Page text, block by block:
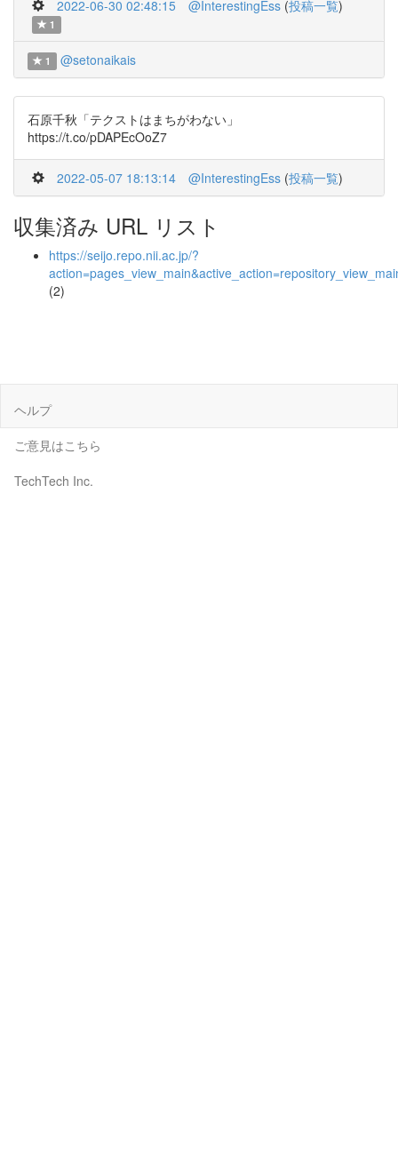
2022-06-30 02:48:15 @InterestingEss (投稿一覧)
1
1 @setonaikais
石原千秋「テクストはまちがわない」
https://t.co/pDAPEcOoZ7
2022-05-07 18:13:14 @InterestingEss (投稿一覧)
収集済み URL リスト
https://seijo.repo.nii.ac.jp/?
(2)
ヘルプ
ご意見はこちら
TechTech Inc.